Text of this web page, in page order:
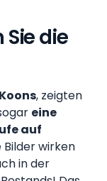
die
Koons, zeigten
eine
auf
Bilder wirken
in der